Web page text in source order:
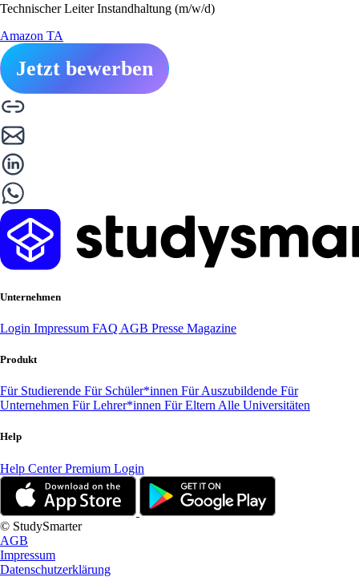
Technischer Leiter Instandhaltung (m/w/d)
Amazon TA
Jetzt bewerben
Unternehmen
Login Impressum FAQ AGB Presse Magazine
Produkt
Für Studierende Für Schüler*innen Für Auszubildende Für
Unternehmen Für Lehrer*innen Für Eltern Alle Universitäten
Help
Help CenterPremium Login
© StudySmarter
AGB
Impressum
Datenschutzerklärung